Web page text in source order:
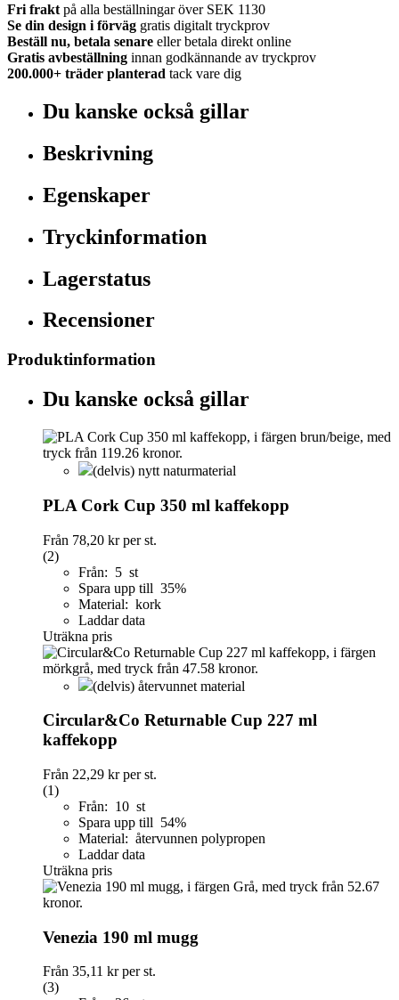
Fri frakt på alla beställningar över SEK 1130
Se din design i förväg gratis digitalt tryckprov
Beställ nu, betala senare eller betala direkt online
Gratis avbeställning innan godkännande av tryckprov
200.000+ träder planterad tack vare dig
Du kanske också gillar
Beskrivning
Egenskaper
Tryckinformation
Lagerstatus
Recensioner
Produktinformation
Du kanske också gillar
(delvis) nytt naturmaterial
PLA Cork Cup 350 ml kaffekopp
Från 78,20 krper st.
(2)
Från: 5 st
Spara upp till 35%
Material: kork
Laddar data
Uträkna pris
(delvis) återvunnet material
Circular&Co Returnable Cup 227 ml
kaffekopp
Från 22,29 krper st.
(1)
Från: 10 st
Spara upp till 54%
Material: återvunnen polypropen
Laddar data
Uträkna pris
Venezia 190 ml mugg
Från 35,11 krper st.
(3)